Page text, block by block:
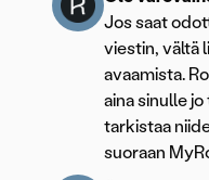
Jos saat
viestin, vältä
avaamista.
aina sinulle
tarkistaa
suoraan